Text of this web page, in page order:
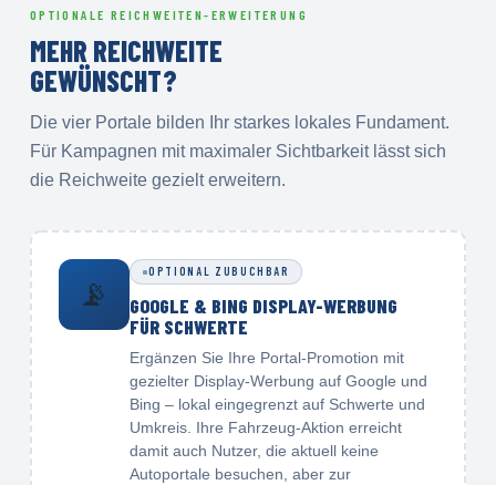
OPTIONALE REICHWEITEN-ERWEITERUNG
MEHR REICHWEITE
GEWÜNSCHT?
Die vier Portale bilden Ihr starkes lokales Fundament.
Für Kampagnen mit maximaler Sichtbarkeit lässt sich
die Reichweite gezielt erweitern.
📡
OPTIONAL ZUBUCHBAR
GOOGLE & BING DISPLAY-WERBUNG
FÜR SCHWERTE
Ergänzen Sie Ihre Portal-Promotion mit
gezielter Display-Werbung auf Google und
Bing – lokal eingegrenzt auf Schwerte und
Umkreis. Ihre Fahrzeug-Aktion erreicht
damit auch Nutzer, die aktuell keine
Autoportale besuchen, aber zur